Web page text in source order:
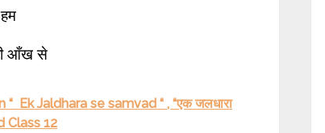
आँख से
Ek Jaldhara se samvad “ , “एक जलधारा
Class 12